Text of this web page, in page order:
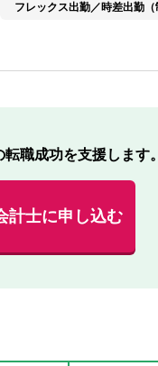
フレックス出勤／時差出勤（
職成功を支援します。
計士に申し込む